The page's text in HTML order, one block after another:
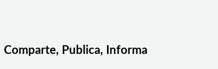
Comparte, Publica, Informa